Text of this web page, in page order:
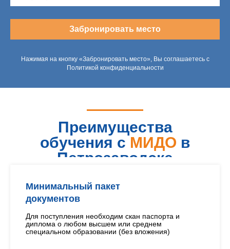
Забронировать место
Нажимая на кнопку «Забронировать место», Вы соглашаетесь с
Политикой конфиденциальности
Преимущества
обучения с МИДО в
Петрозаводске
Минимальный пакет
документов
Для поступления необходим скан паспорта и
диплома о любом высшем или среднем
специальном образовании (без вложения)